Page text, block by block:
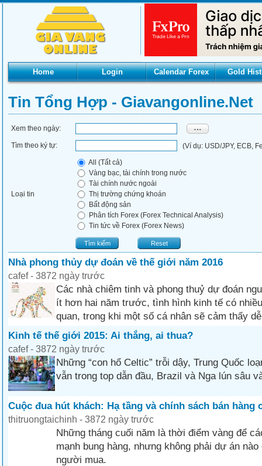
Home Login Calendar Forex Gold
Tin Tổng Hợp - Giavangonline.net
Xem theo ngày:
Tìm theo ký tự: (Ví dụ: USD/JPY, ECB,
Loại tin
All (Tất cả)
Vàng bạc, tài chính trong nước
Tài chính nước ngoài
Thị trường chứng khoán
Bất động sản
Phân tích Forex (Forex Technical Analysis)
Tin tức về Forex (Forex News)
Tìm kiếm Reset
Nhà phong thủy dự đoán về thế giới năm 2016
cafef - 3872 ngày trước
Các nhà chiêm tinh và phong thuỷ dự đoán
ít hơn hai năm trước, tình hình kinh tế có
quan, trong khi một số cá nhân sẽ cảm thấy
Kinh tế thế giới 2015: Ai thắng, ai thua?
cafef - 3872 ngày trước
Những “con hổ Celtic” trỗi dậy, Trung Quốc
vẫn trong top dẫn đầu, Brazil và Nga lún sâu
Cuộc đua hút khách: Hạ tầng và chính sách bán hàng
thitruongtaichinh - 3872 ngày trước
Những tháng cuối năm là thời điểm vàng để
mạnh bung hàng, nhưng không phải dự án
người mua.